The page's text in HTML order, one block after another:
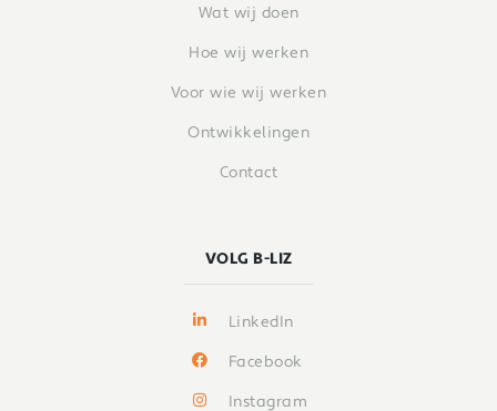
Wat wij doen
Hoe wij werken
Voor wie wij werken
Ontwikkelingen
Contact
VOLG B-LIZ
LinkedIn
Facebook
Instagram